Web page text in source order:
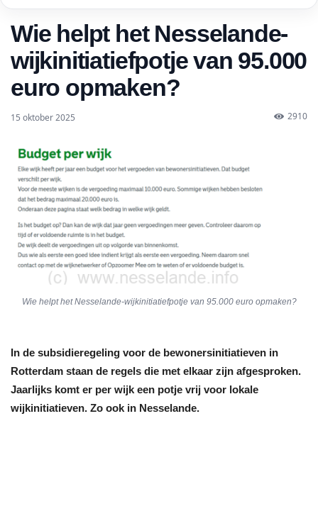
Wie helpt het Nesselande-
wijkinitiatiefpotje van 95.000
euro opmaken?
15 oktober 2025 2910
Wie helpt het Nesselande-wijkinitiatiefpotje van 95.000 euro opmaken?
In de subsidieregeling voor de bewonersinitiatieven in
Rotterdam staan de regels die met elkaar zijn afgesproken.
Jaarlijks komt er per wijk een potje vrij voor lokale
wijkinitiatieven. Zo ook in Nesselande.